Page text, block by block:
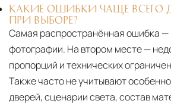
КАКИЕ ОШИБКИ ЧАЩЕ ВСЕГО
ПРИ ВЫБОРЕ?
Самая распространённая ошибка —
фотографии. На втором месте —
пропорций и технических
Также часто не учитывают
дверей, сценарии света, состав